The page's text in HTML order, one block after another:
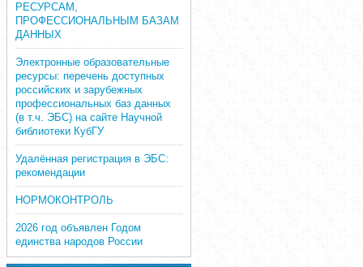
РЕСУРСАМ,
ПРОФЕССИОНАЛЬНЫМ БАЗАМ
ДАННЫХ
Электронные образовательные
ресурсы: перечень доступных
российских и зарубежных
профессиональных баз данных
(в т.ч. ЭБС) на сайте Научной
библиотеки КубГУ
Удалённая регистрация в ЭБС:
рекомендации
НОРМОКОНТРОЛЬ
2026 год объявлен Годом
единства народов России